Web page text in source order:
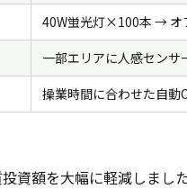
40W蛍光灯×100本 → オ
一部エリアに人感センサ
操業時間に合わせた自動
資額を大幅に軽減しました